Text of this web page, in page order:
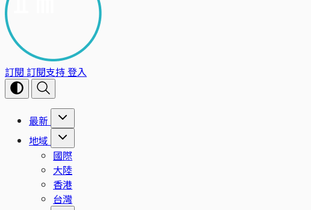
訂閱 訂閱支持登入
最新
地域
國際
大陸
香港
台灣